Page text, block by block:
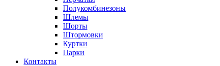
Полукомбинезоны
Шлемы
Шорты
Штормовки
Куртки
Парки
Контакты